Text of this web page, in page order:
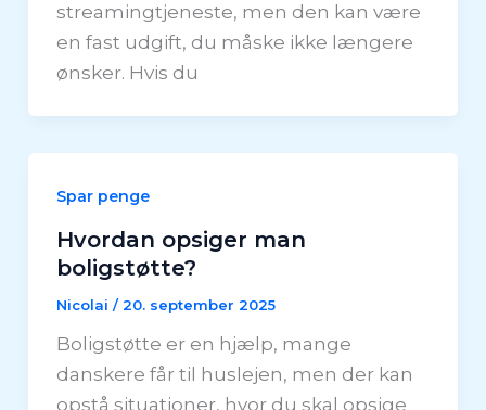
streamingtjeneste, men den kan være
en fast udgift, du måske ikke længere
ønsker. Hvis du
Spar penge
Hvordan opsiger man
boligstøtte?
Nicolai /20. september 2025
Boligstøtte er en hjælp, mange
danskere får til huslejen, men der kan
opstå situationer, hvor du skal opsige